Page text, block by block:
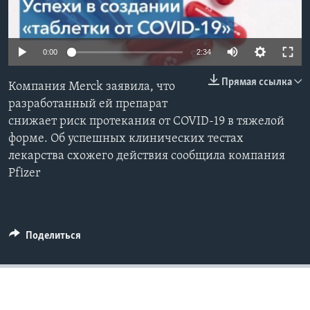
Learning English
Языки
0:00 2:34
Прямая ссылка
Компания Merck заявила, что
разработанный ей препарат
снижает риск протекания от COVID-19 в тяжелой
форме. Об успешных клинических тестах
лекарства схожего действия сообщила компания
Pfizer
Поделиться